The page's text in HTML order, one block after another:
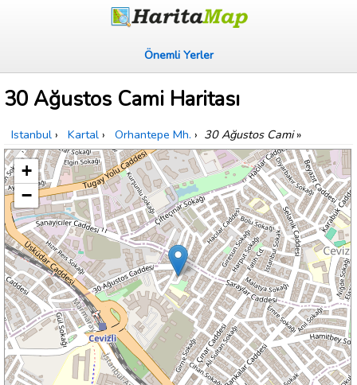
Önemli Yerler
30 Ağustos Cami Haritası
Istanbul › Kartal › Orhantepe Mh. › 30 Ağustos Cami»
+
−